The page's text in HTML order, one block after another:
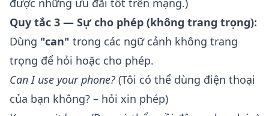
được những ưu đãi tốt trên mạng.)
Quy tắc 3 — Sự cho phép (không trang trọng):
Dùng "can" trong các ngữ cảnh không trang
trọng để hỏi hoặc cho phép.
Can I use your phone? (Tôi có thể dùng điện thoại
của bạn không? – hỏi xin phép)